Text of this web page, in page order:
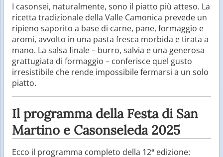
I casonsei, naturalmente, sono il piatto più atteso. La
ricetta tradizionale della Valle Camonica prevede un
ripieno saporito a base di carne, pane, formaggio e
aromi, avvolto in una pasta fresca morbida e tirata a
mano. La salsa finale – burro, salvia e una generosa
grattugiata di formaggio – conferisce quel gusto
irresistibile che rende impossibile fermarsi a un solo
piatto.
Il programma della Festa di San
Martino e Casonseleda 2025
Ecco il programma completo della 12ª edizione: